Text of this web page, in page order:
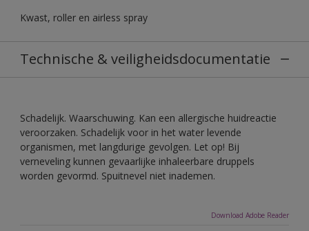
Kwast, roller en airless spray
Technische & veiligheidsdocumentatie
Schadelijk. Waarschuwing. Kan een allergische huidreactie
veroorzaken. Schadelijk voor in het water levende
organismen, met langdurige gevolgen. Let op! Bij
verneveling kunnen gevaarlijke inhaleerbare druppels
worden gevormd. Spuitnevel niet inademen.
Download Adobe Reader